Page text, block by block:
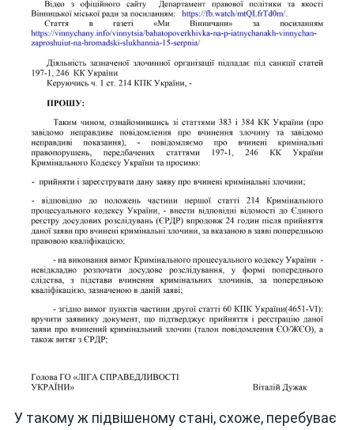
У такому ж підвішеному стані, схоже, перебуває